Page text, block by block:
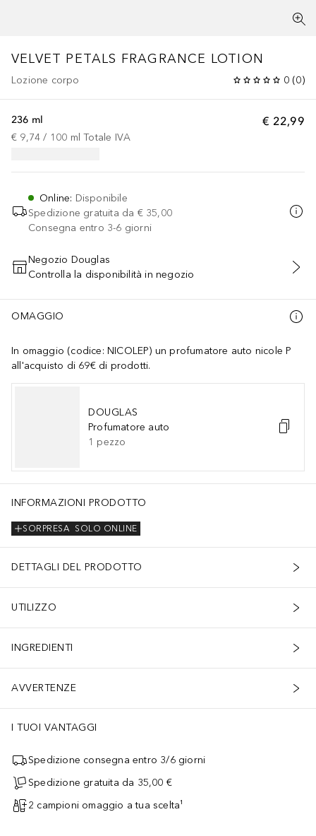
VELVET PETALS FRAGRANCE LOTION
Lozione corpo 0 (0)
€ 22,99
236 ml
€ 9,74 / 100 ml Totale IVA
Online: Disponibile
Spedizione gratuita da € 35,00
Consegna entro 3-6 giorni
AGGIUNGI AL CARRELLO
Negozio Douglas
Controlla la disponibilità in negozio
OMAGGIO
In omaggio (codice: NICOLEP) un profumatore auto nicole P
all'acquisto di 69€ di prodotti.
DOUGLAS
Profumatore auto
1 pezzo
INFORMAZIONI PRODOTTO
SOLO ONLINE
SORPRESA
DETTAGLI DEL PRODOTTO
UTILIZZO
INGREDIENTI
AVVERTENZE
I TUOI VANTAGGI
Spedizione consegna entro 3/6 giorni
Spedizione gratuita da 35,00 €
2 campioni omaggio a tua scelta¹